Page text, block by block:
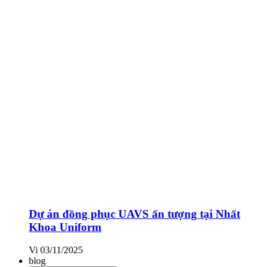
Dự án đồng phục UAVS ấn tượng tại Nhất
Khoa Uniform
Vi 03/11/2025
blog